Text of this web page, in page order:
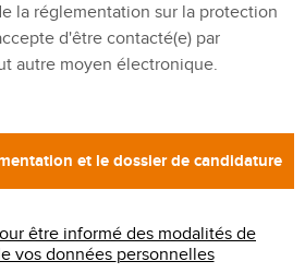
la réglementation sur la protection
d'être contacté(e) par
autre moyen électronique.
être informé des modalités de
traitement de vos données personnelles